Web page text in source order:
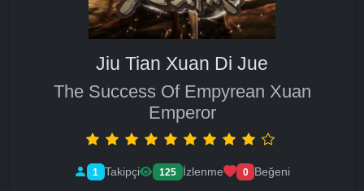
Jiu Tian Xuan Di Jue
The Success Of Empyrean Xuan
Emperor
1 Takipçi 125 İzlenme 0 Beğeni